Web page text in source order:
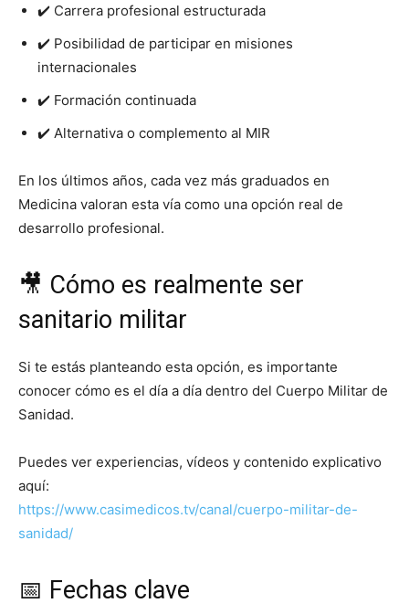
✔️ Carrera profesional estructurada
✔️ Posibilidad de participar en misiones
internacionales
✔️ Formación continuada
✔️ Alternativa o complemento al MIR
En los últimos años, cada vez más graduados en
Medicina valoran esta vía como una opción real de
desarrollo profesional.
🎥 Cómo es realmente ser
sanitario militar
Si te estás planteando esta opción, es importante
conocer cómo es el día a día dentro del Cuerpo Militar de
Sanidad.
Puedes ver experiencias, vídeos y contenido explicativo
aquí:
https://www.casimedicos.tv/canal/cuerpo-militar-de-
sanidad/
📅 Fechas clave